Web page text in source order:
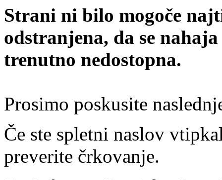
Strani ni bilo mogoče
odstranjena, da se
trenutno nedostopna.
Prosimo poskusite
Če ste spletni naslov
preverite črkovanje.